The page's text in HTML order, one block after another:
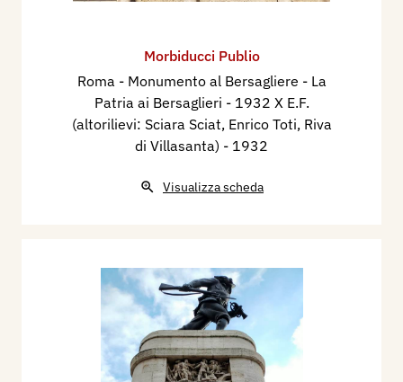
Morbiducci Publio
Roma - Monumento al Bersagliere - La
Patria ai Bersaglieri - 1932 X E.F.
(altorilievi: Sciara Sciat, Enrico Toti, Riva
di Villasanta) - 1932
Visualizza scheda